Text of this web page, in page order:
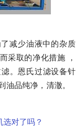
了减少油液中的杂质
采取的净化措施 ，
。恩氏过滤设备针
油品纯净，清澈。
对了吗？